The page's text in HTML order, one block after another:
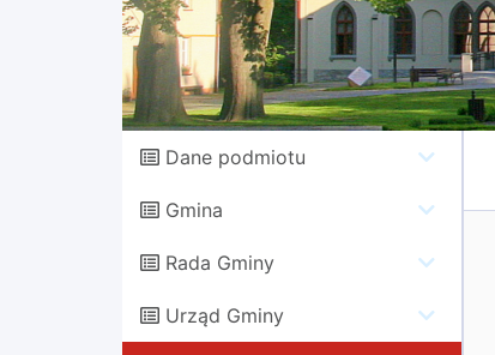
Dane podmiotu
Gmina
Rada Gminy
Urząd Gminy